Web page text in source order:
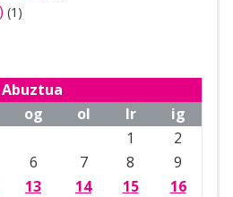
(1)
Abuztua
og ol lr
ig
1
2
6 7 8
9
13 14 15
16